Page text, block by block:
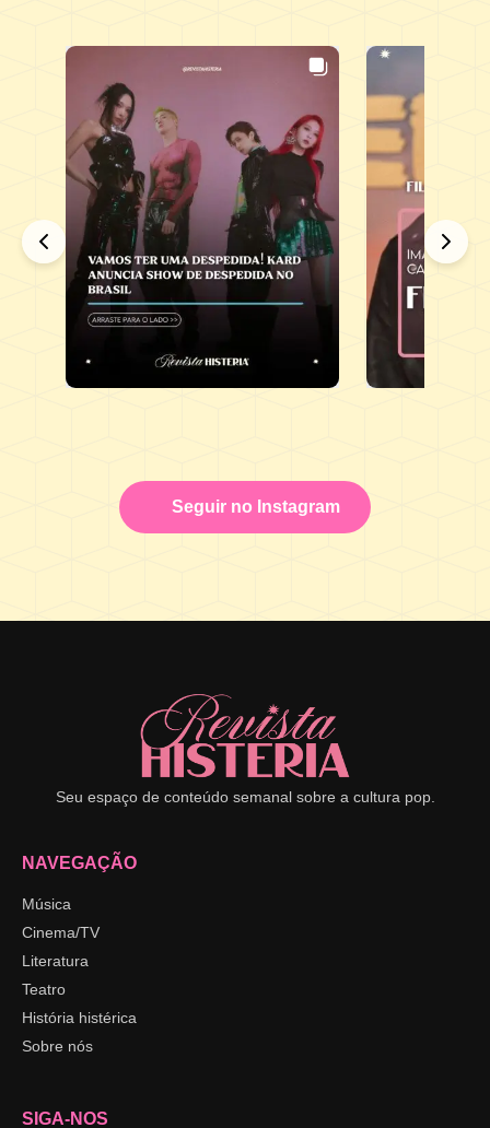
Seguir no Instagram
Seu espaço de conteúdo semanal sobre a cultura pop.
NAVEGAÇÃO
Música
Cinema/TV
Literatura
Teatro
História histérica
Sobre nós
SIGA-NOS